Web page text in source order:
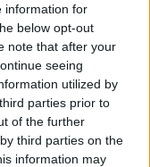
information for
below opt-out
note that after your
seeing
utilized by
parties prior to
of the further
third parties on the
information may